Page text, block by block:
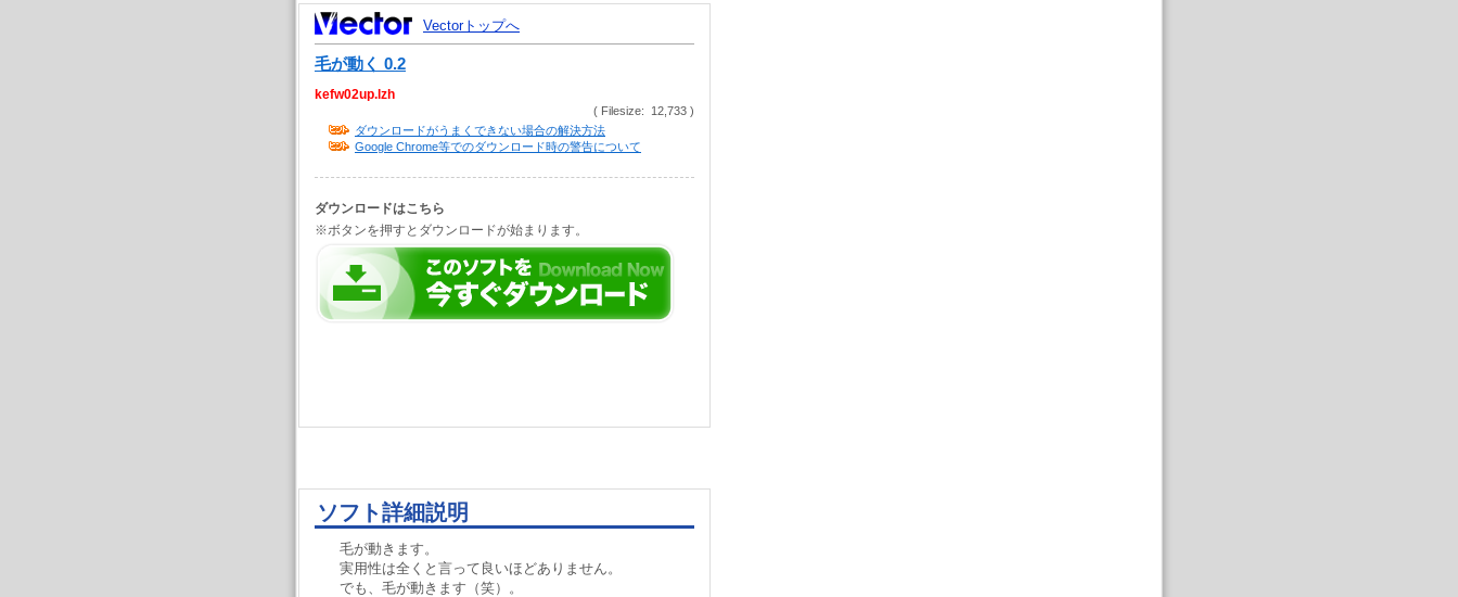
Vectorトップへ
毛が動く 0.2
kefw02up.lzh
( Filesize: 12,733 )
ダウンロードがうまくできない場合の解決方法
Google Chrome等でのダウンロード時の警告について
ダウンロードはこちら
※ボタンを押すとダウンロードが始まります。
ソフト詳細説明
毛が動きます。
実用性は全くと言って良いほどありません。
でも、毛が動きます（笑）。